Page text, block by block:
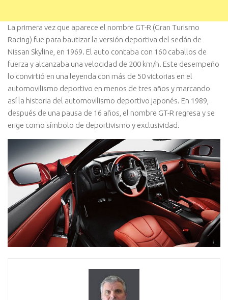
La primera vez que aparece el nombre GT-R (Gran Turismo
Racing) fue para bautizar la versión deportiva del sedán de
Nissan Skyline, en 1969. El auto contaba con 160 caballos de
fuerza y alcanzaba una velocidad de 200 km/h. Este desempeño
lo convirtió en una leyenda con más de 50 victorias en el
automovilismo deportivo en menos de tres años y marcando
así la historia del automovilismo deportivo japonés. En 1989,
después de una pausa de 16 años, el nombre GT-R regresa y se
erige como símbolo de deportivismo y exclusividad.